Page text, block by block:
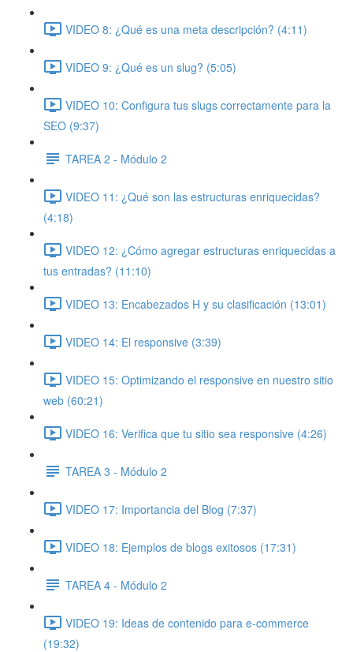
VIDEO 8: ¿Qué es una meta descripción? (4:11)
VIDEO 9: ¿Qué es un slug? (5:05)
VIDEO 10: Configura tus slugs correctamente para la
SEO (9:37)
TAREA 2 - Módulo 2
VIDEO 11: ¿Qué son las estructuras enriquecidas?
(4:18)
VIDEO 12: ¿Cómo agregar estructuras enriquecidas a
tus entradas? (11:10)
VIDEO 13: Encabezados H y su clasificación (13:01)
VIDEO 14: El responsive (3:39)
VIDEO 15: Optimizando el responsive en nuestro sitio
web (60:21)
VIDEO 16: Verifica que tu sitio sea responsive (4:26)
TAREA 3 - Módulo 2
VIDEO 17: Importancia del Blog (7:37)
VIDEO 18: Ejemplos de blogs exitosos (17:31)
TAREA 4 - Módulo 2
VIDEO 19: Ideas de contenido para e-commerce
(19:32)